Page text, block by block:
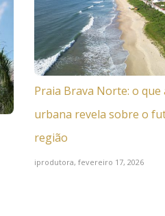
Praia Brava Norte: o que
urbana revela sobre o
região
iprodutora, fevereiro 17, 2026